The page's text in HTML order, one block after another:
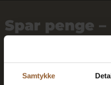
Samtykke
Spar penge